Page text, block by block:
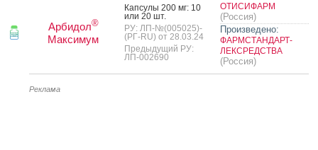
Арбидол®
Максимум
Кап­су­лы 200 мг: 10
или 20 шт.
РУ: ЛП-№(005025)-
(РГ-RU) от 28.03.24
Предыдущий РУ:
ЛП-002690
ОТИСИФАРМ
(Россия)
Произведено:
ФАРМСТАНДАРТ-
ЛЕКСРЕДСТВА
(Россия)
Реклама